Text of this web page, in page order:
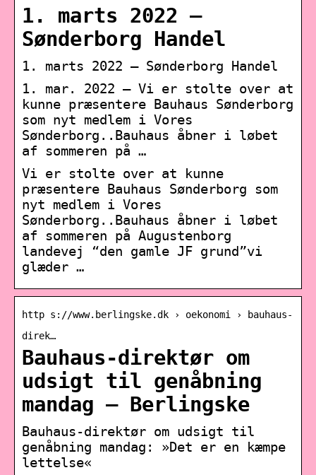
1. marts 2022 –
Sønderborg Handel
1. marts 2022 – Sønderborg Handel
1. mar. 2022 — Vi er stolte over at
kunne præsentere Bauhaus Sønderborg
som nyt medlem i Vores
Sønderborg..Bauhaus åbner i løbet
af sommeren på …
Vi er stolte over at kunne
præsentere Bauhaus Sønderborg som
nyt medlem i Vores
Sønderborg..Bauhaus åbner i løbet
af sommeren på Augustenborg
landevej “den gamle JF grund”vi
glæder …
http s://www.berlingske.dk › oekonomi › bauhaus-
direk…
Bauhaus-direktør om
udsigt til genåbning
mandag – Berlingske
Bauhaus-direktør om udsigt til
genåbning mandag: »Det er en kæmpe
lettelse«